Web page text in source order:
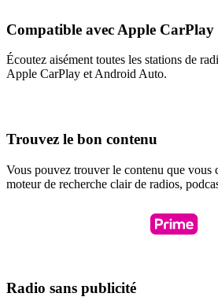
Compatible avec Apple
Écoutez aisément toutes les stations de
Apple CarPlay et Android Auto.
Trouvez le bon contenu
Vous pouvez trouver le contenu que vous
moteur de recherche clair de radios,
Radio sans publicité